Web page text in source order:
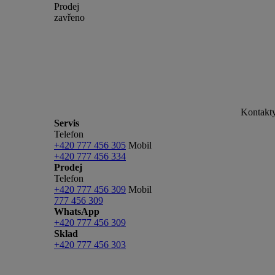
Prodej
zavřeno
Servis
Telefon
+420 777 456 305 Mobil
+420 777 456 334
Prodej
Telefon
+420 777 456 309 Mobil
777 456 309
WhatsApp
+420 777 456 309
Sklad
+420 777 456 303